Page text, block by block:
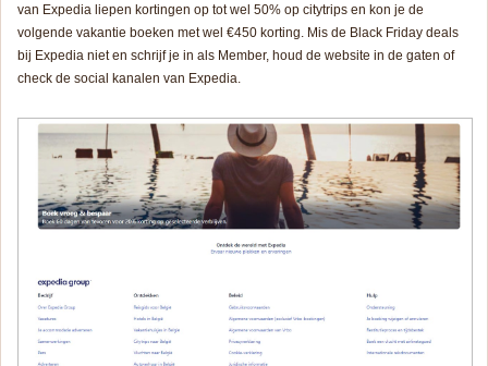
van Expedia liepen kortingen op tot wel 50% op citytrips en kon je de
volgende vakantie boeken met wel €450 korting. Mis de Black Friday deals
bij Expedia niet en schrijf je in als Member, houd de website in de gaten of
check de social kanalen van Expedia.